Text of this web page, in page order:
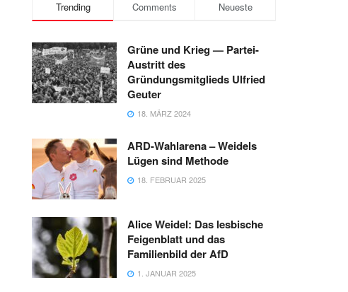
Trending Comments Neueste
Grüne und Krieg — Partei-
Austritt des
Gründungsmitglieds Ulfried
Geuter
18. MÄRZ 2024
ARD-Wahlarena – Weidels
Lügen sind Methode
18. FEBRUAR 2025
Alice Weidel: Das lesbische
Feigenblatt und das
Familienbild der AfD
1. JANUAR 2025